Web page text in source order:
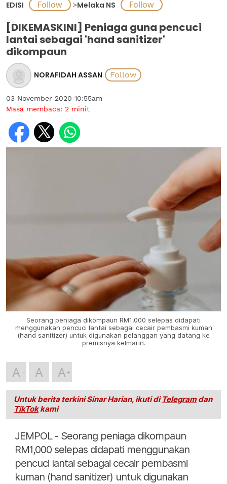
EDISI >Melaka NS
[DIKEMASKINI] Peniaga guna pencuci
lantai sebagai 'hand sanitizer'
dikompaun
NORAFIDAH ASSAN
03 November 2020 10:55am
Masa membaca: 2 minit
Seorang peniaga dikompaun RM1,000 selepas didapati
menggunakan pencuci lantai sebagai cecair pembasmi kuman
(hand sanitizer) untuk digunakan pelanggan yang datang ke
premisnya kelmarin.
A A A
Untuk berita terkini Sinar Harian, ikuti di Telegramdan
TikTokkami
JEMPOL - Seorang peniaga dikompaun
RM1,000 selepas didapati menggunakan
pencuci lantai sebagai cecair pembasmi
kuman (hand sanitizer) untuk digunakan